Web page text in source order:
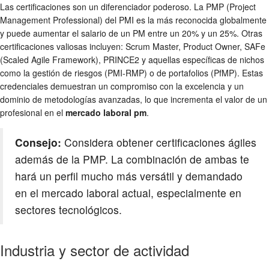
Las certificaciones son un diferenciador poderoso. La PMP (Project
Management Professional) del PMI es la más reconocida globalmente
y puede aumentar el salario de un PM entre un 20% y un 25%. Otras
certificaciones valiosas incluyen: Scrum Master, Product Owner, SAFe
(Scaled Agile Framework), PRINCE2 y aquellas específicas de nichos
como la gestión de riesgos (PMI-RMP) o de portafolios (PfMP). Estas
credenciales demuestran un compromiso con la excelencia y un
dominio de metodologías avanzadas, lo que incrementa el valor de un
profesional en el mercado laboral pm.
Consejo: Considera obtener certificaciones ágiles
además de la PMP. La combinación de ambas te
hará un perfil mucho más versátil y demandado
en el mercado laboral actual, especialmente en
sectores tecnológicos.
Industria y sector de actividad